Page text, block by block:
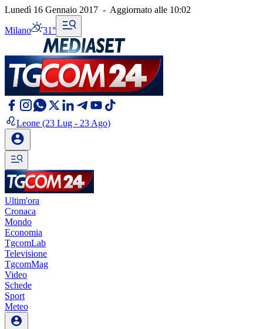
Lunedì 16 Gennaio 2017 - Aggiornato alle 10:02
Milano 31°
Leone (23 Lug - 23 Ago)
Ultim'ora
Cronaca
Mondo
Economia
TgcomLab
Televisione
TgcomMag
Video
Schede
Sport
Meteo